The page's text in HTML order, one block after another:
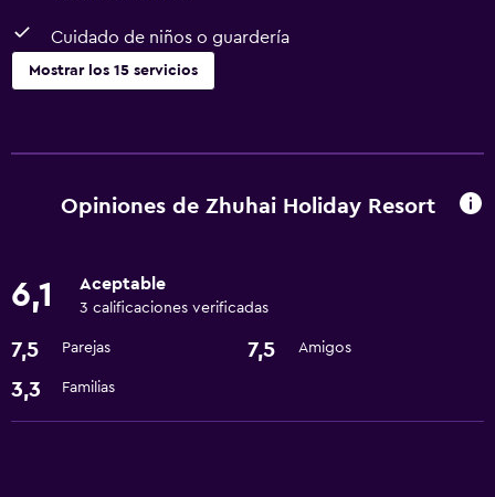
Cuidado de niños o guardería
Mostrar los 15 servicios
Servicio de habitaciones
Recepción 24 horas
Lavandería
Lavandería
Opiniones de Zhuhai Holiday Resort
6,1 Aceptable
3 calificaciones verificadas
7,5 Parejas 7,5 Amigos
3,3 Familias